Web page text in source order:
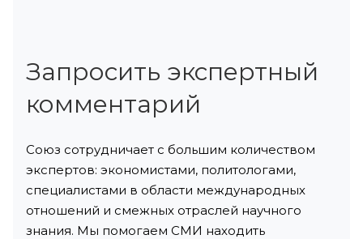
Запросить экспертный
комментарий
Союз сотрудничает с большим количеством
экспертов: экономистами, политологами,
специалистами в области международных
отношений и смежных отраслей научного
знания. Мы помогаем СМИ находить